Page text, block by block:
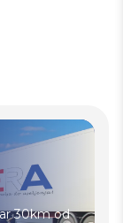
30km od